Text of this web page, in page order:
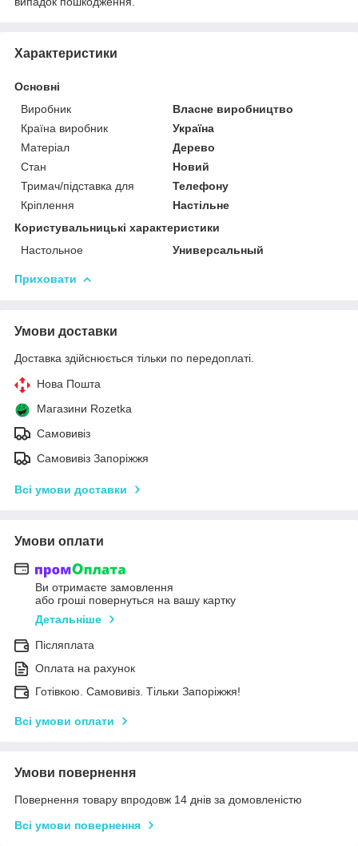
Характеристики
Основні
Виробник
Власне виробництво
Країна виробник
Україна
Матеріал
Дерево
Стан
Новий
Тримач/підставка для
Телефону
Кріплення
Настільне
Користувальницькі характеристики
Настольное
Универсальный
Приховати
Умови доставки
Доставка здійснюється тільки по передоплаті.
Нова Пошта
Магазини Rozetka
Самовивіз
Самовивіз Запоріжжя
Всі умови доставки
Умови оплати
Ви отримаєте замовлення
або гроші повернуться на вашу картку
Детальніше
Післяплата
Оплата на рахунок
Готівкою. Самовивіз. Тільки Запоріжжя!
Всі умови оплати
Умови повернення
Повернення товару впродовж 14 днів за домовленістю
Всі умови повернення